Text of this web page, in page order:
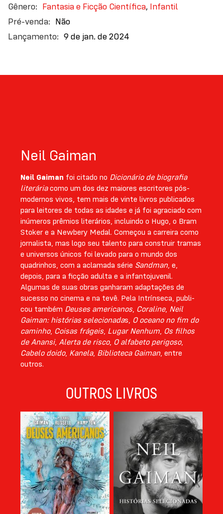
Fantasia e Ficção Científica, Infantil
Não
9 de jan. de 2024
Neil Gaiman
Neil Gaiman foi citado no Dicionário de biografia
literáriacomo um dos dez maiores escritores pós­-
modernos vivos, tem mais de vinte livros publicados
para leitores de todas as idades e já foi agraciado com
inúmeros prêmios li­terários, incluindo o Hugo, o Bram
Stoker e a Newbery Medal. Começou a carreira como
jornalista, mas logo seu talento para construir tramas
e universos únicos foi le­vado para o mundo dos
quadrinhos, com a aclamada série Sandman, e,
depois, para a ficção adulta e a infantojuvenil.
Algumas de suas obras ganharam adaptações de
sucesso no cinema e na tevê. Pela Intrínseca, publi­
cou também Deuses americanos, Coraline, Neil
Gaiman: histórias selecionadas, O oceano no fim do
caminho, Coisas frágeis, Lugar Nenhum, Os filhos
de Anansi, Alerta de risco, O alfabeto pe­rigoso,
Cabelo doido, Kanela, Biblioteca Gaiman, entre
outros.
OUTROS LIVROS